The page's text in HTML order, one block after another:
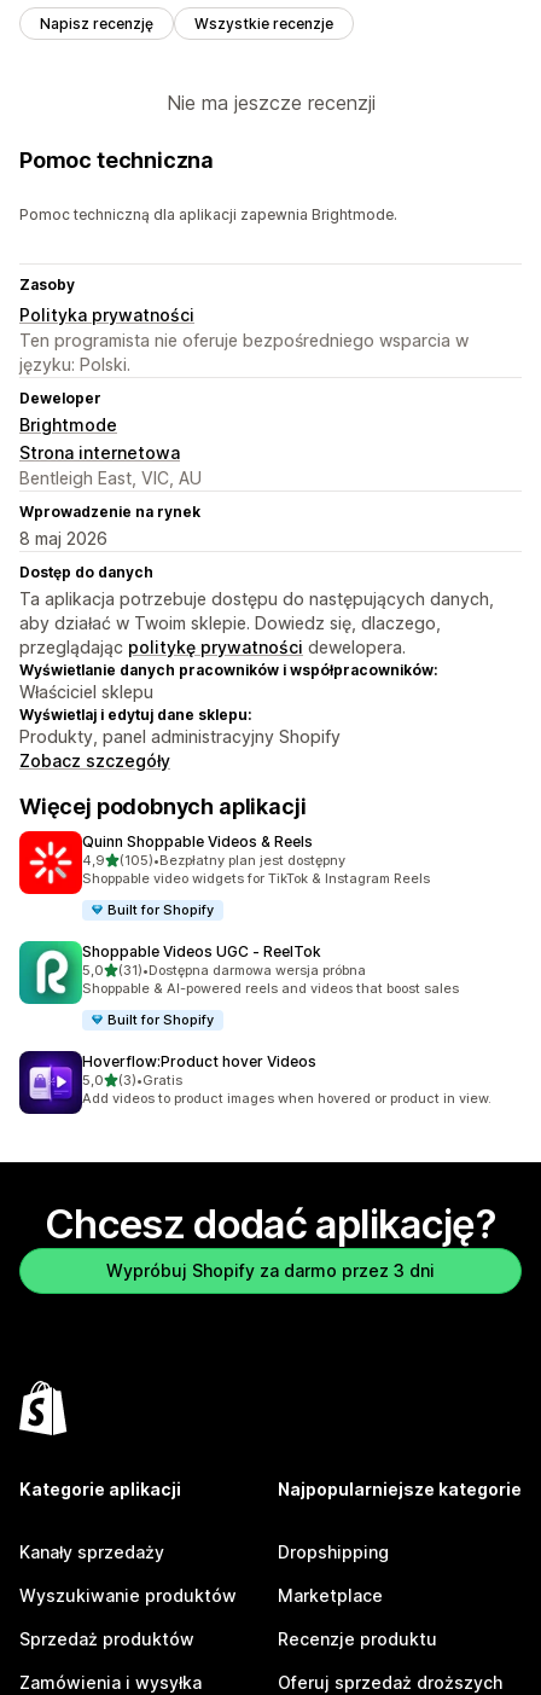
Napisz recenzję Wszystkie recenzje
Nie ma jeszcze recenzji
Pomoc techniczna
Pomoc techniczną dla aplikacji zapewnia Brightmode.
Zasoby
Polityka prywatności
Ten programista nie oferuje bezpośredniego wsparcia w
języku: Polski.
Deweloper
Brightmode
Strona internetowa
Bentleigh East, VIC, AU
Wprowadzenie na rynek
8 maj 2026
Dostęp do danych
Ta aplikacja potrzebuje dostępu do następujących danych,
aby działać w Twoim sklepie. Dowiedz się, dlaczego,
przeglądając politykę prywatności dewelopera.
Wyświetlanie danych pracowników i współpracowników:
Właściciel sklepu
Wyświetlaj i edytuj dane sklepu:
Produkty, panel administracyjny Shopify
Zobacz szczegóły
Więcej podobnych aplikacji
Quinn Shoppable Videos & Reels
4,9na 5 gwiazdek
(105)
Łączna liczba recenzji: 105
•Bezpłatny plan jest dostępny
Shoppable video widgets for TikTok & Instagram Reels
Built for Shopify
Shoppable Videos UGC ‑ ReelTok
5,0na 5 gwiazdek
(31)
Łączna liczba recenzji: 31
•Dostępna darmowa wersja próbna
Shoppable & AI-powered reels and videos that boost sales
Built for Shopify
Hoverflow:Product hover Videos
5,0na 5 gwiazdek
(3)
Łączna liczba recenzji: 3
•Gratis
Add videos to product images when hovered or product in view.
Chcesz dodać aplikację?
Wypróbuj Shopify za darmo przez 3 dni
Kategorie aplikacji
Kanały sprzedaży
Wyszukiwanie produktów
Sprzedaż produktów
Zamówienia i wysyłka
Najpopularniejsze kategorie
Dropshipping
Marketplace
Recenzje produktu
Oferuj sprzedaż droższych